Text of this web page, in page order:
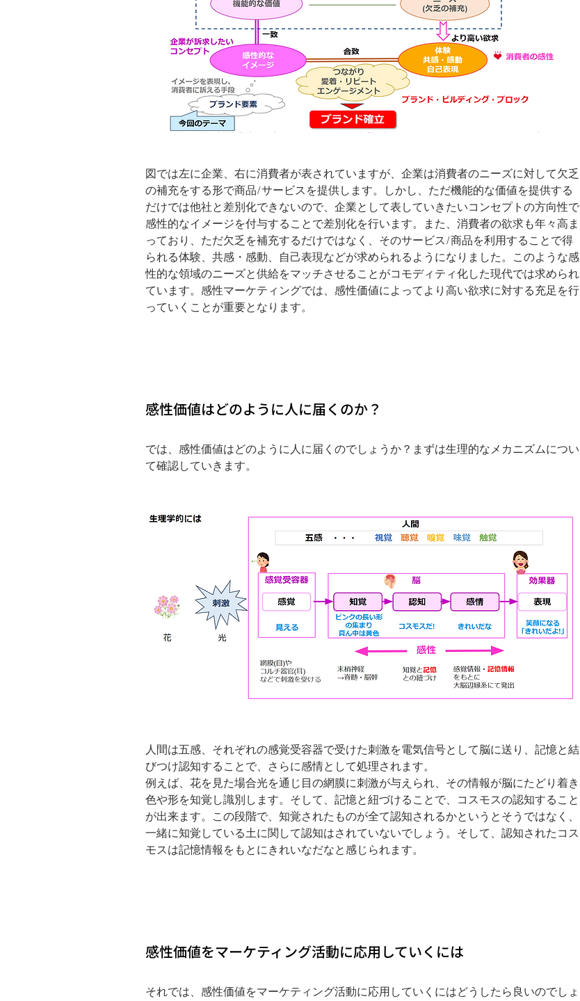
図では左に企業、右に消費者が表されていますが、企業は消費者のニーズに対して欠乏
の補充をする形で商品/サービスを提供します。しかし、ただ機能的な価値を提供する
だけでは他社と差別化できないので、企業として表していきたいコンセプトの方向性で
感性的なイメージを付与することで差別化を行います。また、消費者の欲求も年々高ま
っており、ただ欠乏を補充するだけではなく、そのサービス/商品を利用することで得
られる体験、共感・感動、自己表現などが求められるようになりました。このような感
性的な領域のニーズと供給をマッチさせることがコモディティ化した現代では求められ
ています。感性マーケティングでは、感性価値によってより高い欲求に対する充足を行
っていくことが重要となります。
感性価値はどのように人に届くのか？
では、感性価値はどのように人に届くのでしょうか？まずは生理的なメカニズムについ
て確認していきます。
人間は五感、それぞれの感覚受容器で受けた刺激を電気信号として脳に送り、記憶と結
びつけ認知することで、さらに感情として処理されます。
例えば、花を見た場合光を通じ目の網膜に刺激が与えられ、その情報が脳にたどり着き
色や形を知覚し識別します。そして、記憶と紐づけることで、コスモスの認知すること
が出来ます。この段階で、知覚されたものが全て認知されるかというとそうではなく、
一緒に知覚している土に関して認知はされていないでしょう。そして、認知されたコス
モスは記憶情報をもとにきれいなだなと感じられます。
感性価値をマーケティング活動に応用していくには
それでは、感性価値をマーケティング活動に応用していくにはどうしたら良いのでしょ